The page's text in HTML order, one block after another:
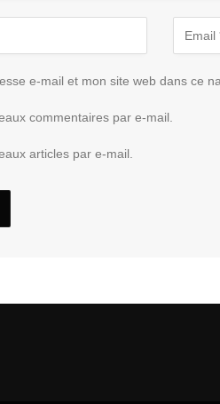
e-mail et mon site web dans ce
commentaires par e-mail.
articles par e-mail.